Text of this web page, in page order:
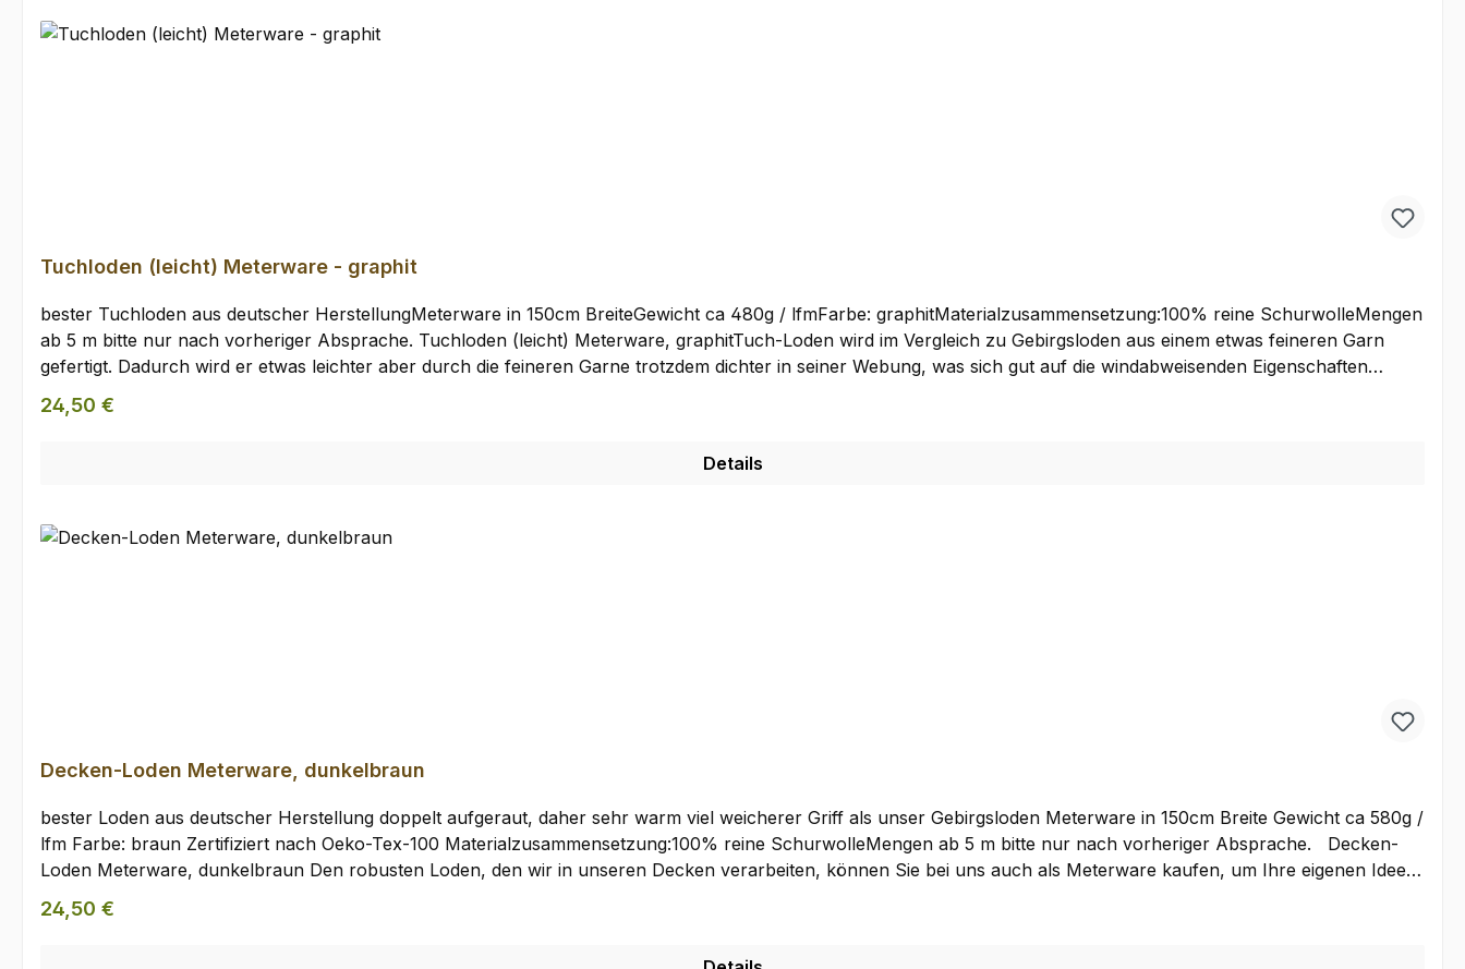
Tuchloden (leicht) Meterware - graphit
bester Tuchloden aus deutscher HerstellungMeterware in 150cm BreiteGewicht ca 480g / lfmFarbe: graphitMaterialzusammensetzung:100% reine SchurwolleMengen
ab 5 m bitte nur nach vorheriger Absprache. Tuchloden (leicht) Meterware, graphitTuch-Loden wird im Vergleich zu Gebirgsloden aus einem etwas feineren Garn
gefertigt. Dadurch wird er etwas leichter aber durch die feineren Garne trotzdem dichter in seiner Webung, was sich gut auf die windabweisenden Eigenschaften
auswirkt. Er fällt etwas weicher als Gebirgsloden und eignet sich dadurch besonders für Bekleidung wie Lodenjacken, Lodenhosen oder auch etwas leichtere Taschen
und Rucksäcke. Den Tuchloden verwenden wir selber bevorzugt für unsere Jacken. Sie können ihn bei uns als Meterware kaufen, um Ihre eigenen Ideen damit
Regulärer Preis:
24,50 €
Details
Decken-Loden Meterware, dunkelbraun
bester Loden aus deutscher Herstellung doppelt aufgeraut, daher sehr warm viel weicherer Griff als unser Gebirgsloden Meterware in 150cm Breite Gewicht ca 580g /
lfm Farbe: braun Zertifiziert nach Oeko-Tex-100 Materialzusammensetzung:100% reine SchurwolleMengen ab 5 m bitte nur nach vorheriger Absprache. Decken-
Loden Meterware, dunkelbraun Den robusten Loden, den wir in unseren Decken verarbeiten, können Sie bei uns auch als Meterware kaufen, um Ihre eigenen Ideen
damit umzusetzen. Der Loden wird in deutscher Produktion hergestellt. Er ist stabil und durch seine doppelt aufgeraute Oberfläche besonders warm. Der optimale
Stoff für Decken und alle Gegenstände, die gute Wärmeeigenschaften mitbringen sollen.
Regulärer Preis:
24,50 €